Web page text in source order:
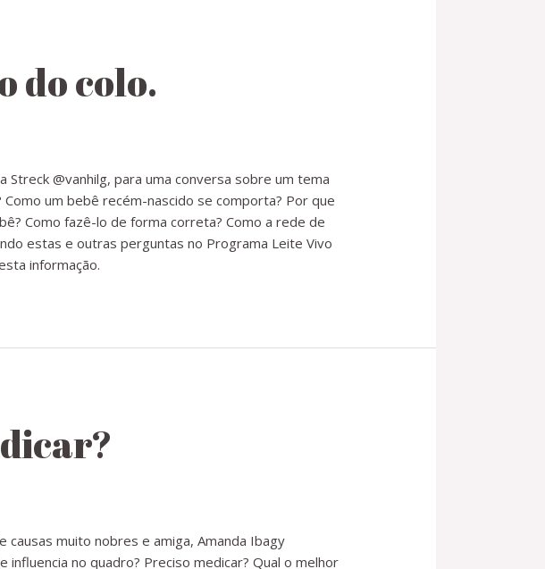
do colo.
@vanhilg, para uma conversa sobre um tema
um bebê recém-nascido se comporta? Por que
Como fazê-lo de forma correta? Como a rede de
estas e outras perguntas no Programa Leite Vivo
informação.
muito nobres e amiga, Amanda Ibagy
influencia no quadro? Preciso medicar? Qual o melhor